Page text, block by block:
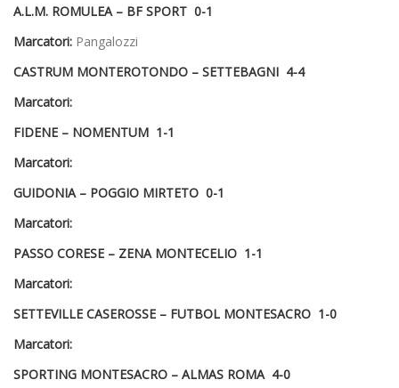
A.L.M. ROMULEA – BF SPORT 0-1
Marcatori: Pangalozzi
CASTRUM MONTEROTONDO – SETTEBAGNI 4-4
Marcatori:
FIDENE – NOMENTUM 1-1
Marcatori:
GUIDONIA – POGGIO MIRTETO 0-1
Marcatori:
PASSO CORESE – ZENA MONTECELIO 1-1
Marcatori:
SETTEVILLE CASEROSSE – FUTBOL MONTESACRO 1-0
Marcatori:
SPORTING MONTESACRO – ALMAS ROMA 4-0